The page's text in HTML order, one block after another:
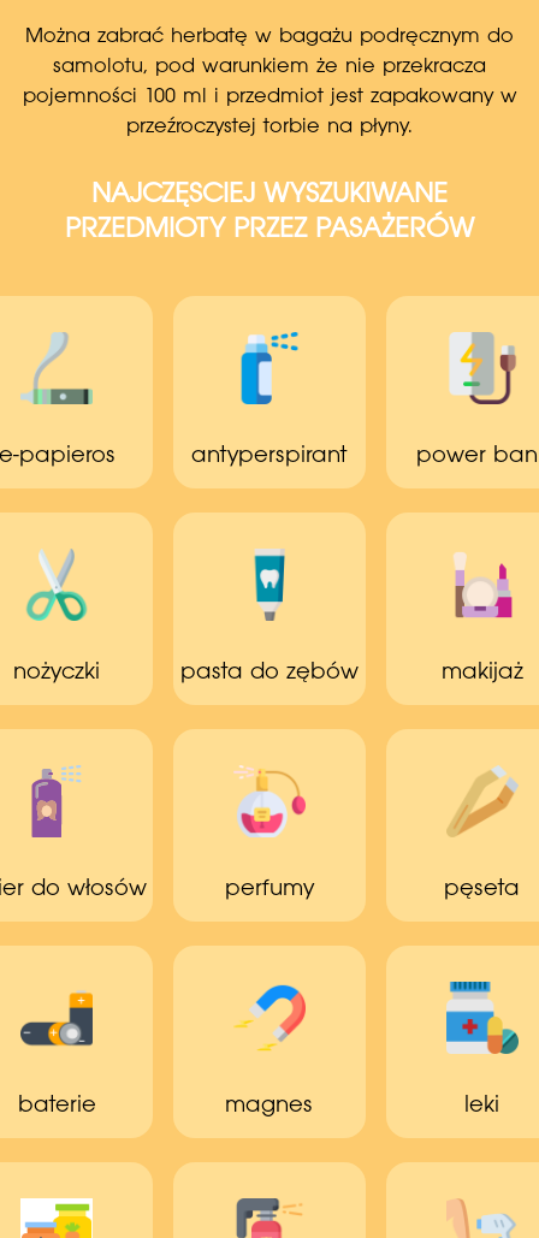
Można zabrać herbatę w bagażu podręcznym do
samolotu, pod warunkiem że nie przekracza
pojemności 100 ml i przedmiot jest zapakowany w
przeźroczystej torbie na płyny.
NAJCZĘSCIEJ WYSZUKIWANE
PRZEDMIOTY PRZEZ PASAŻERÓW
papieros antyperspirant power
nożyczki pasta do zębów makijaż
do włosów perfumy pęseta
baterie magnes leki